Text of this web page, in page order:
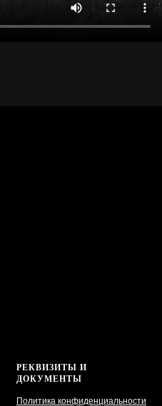
РЕКВИЗИТЫ И
ДОКУМЕНТЫ
Политика конфиденциальности